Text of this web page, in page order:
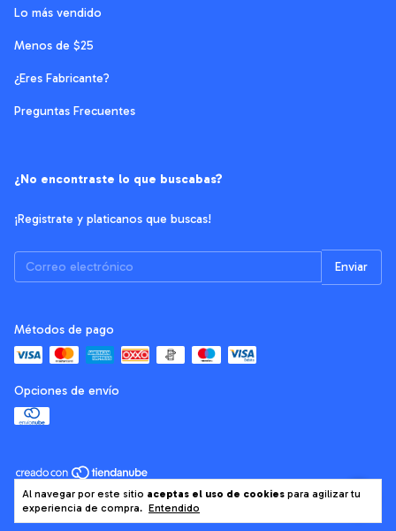
Al navegar por este sitio aceptas el uso de cookies para agilizar tu
experiencia de compra. Entendido
Lo más vendido
Menos de $25
¿Eres Fabricante?
Preguntas Frecuentes
¿No encontraste lo que buscabas?
¡Registrate y platicanos que buscas!
Métodos de pago
Opciones de envío
Copyright El Conejo Fabricantes - 2026. Todos los derechos reservados.